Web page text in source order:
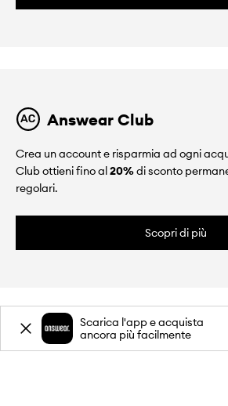
Answear Club
Crea un account e risparmia ad ogni
Club ottieni fino al20%di sconto
regolari.
Scopri di più
CHI SIAMO
Scarica l'app e acquista
ancora più facilmente